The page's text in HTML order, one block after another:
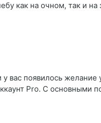
как на очном, так и
вас появилось желание
Pro. С основными